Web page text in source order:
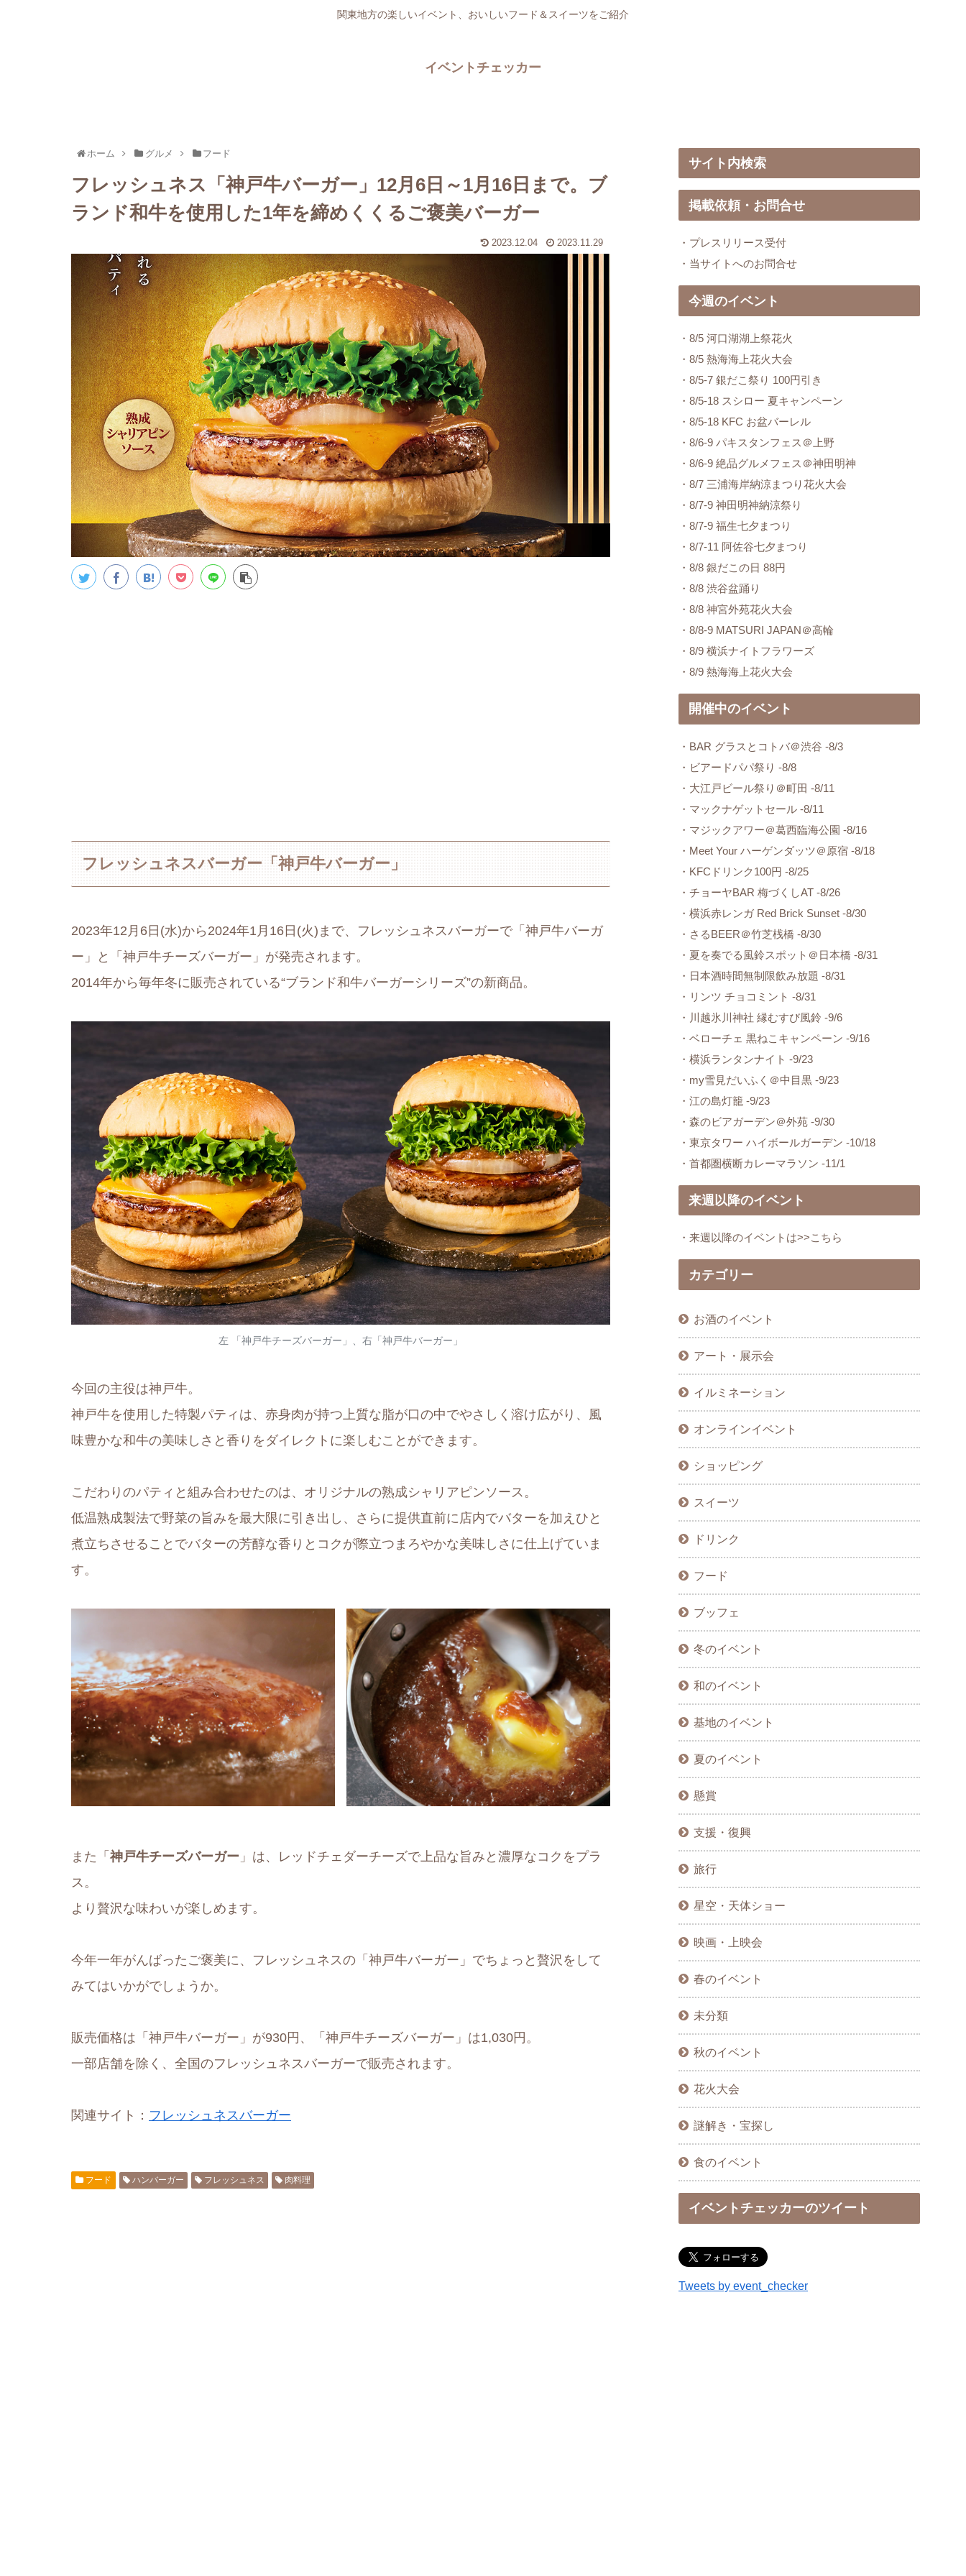
関東地方の楽しいイベント、おいしいフード＆スイーツをご紹介
イベントチェッカー
ホーム グルメ フード
フレッシュネス「神戸牛バーガー」12月6日～1月16日まで。ブ
ランド和牛を使用した1年を締めくくるご褒美バーガー
2023.12.04 2023.11.29
フレッシュネスバーガー「神戸牛バーガー」
2023年12月6日(水)から2024年1月16日(火)まで、フレッシュネスバーガーで「神戸牛バーガ
ー」と「神戸牛チーズバーガー」が発売されます。
2014年から毎年冬に販売されている“ブランド和牛バーガーシリーズ”の新商品。
左 「神戸牛チーズバーガー」、右「神戸牛バーガー」
今回の主役は神戸牛。
神戸牛を使用した特製パティは、赤身肉が持つ上質な脂が口の中でやさしく溶け広がり、風
味豊かな和牛の美味しさと香りをダイレクトに楽しむことができます。
こだわりのパティと組み合わせたのは、オリジナルの熟成シャリアピンソース。
低温熟成製法で野菜の旨みを最大限に引き出し、さらに提供直前に店内でバターを加えひと
煮立ちさせることでバターの芳醇な香りとコクが際立つまろやかな美味しさに仕上げていま
す。
また「 神戸牛チーズバーガー 」は、レッドチェダーチーズで上品な旨みと濃厚なコクをプラ
ス。
より贅沢な味わいが楽しめます。
今年一年がんばったご褒美に、フレッシュネスの「神戸牛バーガー」でちょっと贅沢をして
みてはいかがでしょうか。
販売価格は「神戸牛バーガー」が930円、「神戸牛チーズバーガー」は1,030円。
一部店舗を除く、全国のフレッシュネスバーガーで販売されます。
関連サイト： フレッシュネスバーガー
フード ハンバーガー フレッシュネス 肉料理
サイト内検索
掲載依頼・お問合せ
・プレスリリース受付
・当サイトへのお問合せ
今週のイベント
・8/5 河口湖湖上祭花火
・8/5 熱海海上花火大会
・8/5-7 銀だこ祭り 100円引き
・8/5-18 スシロー 夏キャンペーン
・8/5-18 KFC お盆バーレル
・8/6-9 パキスタンフェス＠上野
・8/6-9 絶品グルメフェス＠神田明神
・8/7 三浦海岸納涼まつり花火大会
・8/7-9 神田明神納涼祭り
・8/7-9 福生七夕まつり
・8/7-11 阿佐谷七夕まつり
・8/8 銀だこの日 88円
・8/8 渋谷盆踊り
・8/8 神宮外苑花火大会
・8/8-9 MATSURI JAPAN＠高輪
・8/9 横浜ナイトフラワーズ
・8/9 熱海海上花火大会
開催中のイベント
・BAR グラスとコトバ＠渋谷 -8/3
・ビアードパパ祭り -8/8
・大江戸ビール祭り＠町田 -8/11
・マックナゲットセール -8/11
・マジックアワー＠葛西臨海公園 -8/16
・Meet Your ハーゲンダッツ＠原宿 -8/18
・KFCドリンク100円 -8/25
・チョーヤBAR 梅づくしAT -8/26
・横浜赤レンガ Red Brick Sunset -8/30
・さるBEER＠竹芝桟橋 -8/30
・夏を奏でる風鈴スポット＠日本橋 -8/31
・日本酒時間無制限飲み放題 -8/31
・リンツ チョコミント -8/31
・川越氷川神社 縁むすび風鈴 -9/6
・ベローチェ 黒ねこキャンペーン -9/16
・横浜ランタンナイト -9/23
・my雪見だいふく＠中目黒 -9/23
・江の島灯籠 -9/23
・森のビアガーデン＠外苑 -9/30
・東京タワー ハイボールガーデン -10/18
・首都圏横断カレーマラソン -11/1
来週以降のイベント
・来週以降のイベントは>>こちら
カテゴリー
お酒のイベント
アート・展示会
イルミネーション
オンラインイベント
ショッピング
スイーツ
ドリンク
フード
ブッフェ
冬のイベント
和のイベント
基地のイベント
夏のイベント
懸賞
支援・復興
旅行
星空・天体ショー
映画・上映会
春のイベント
未分類
秋のイベント
花火大会
謎解き・宝探し
食のイベント
イベントチェッカーのツイート
Tweets by event_checker